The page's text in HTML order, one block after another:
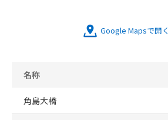
Google Mapsで開く
名称
角島大橋